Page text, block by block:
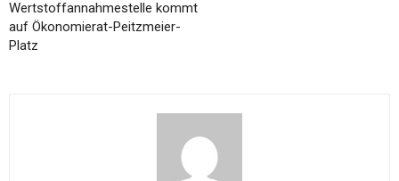
Wertstoffannahmestelle kommt
auf Ökonomierat-Peitzmeier-
Platz